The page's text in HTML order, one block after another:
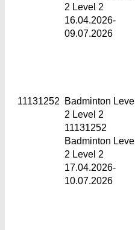
2 Level 2
16.04.2026-
09.07.2026
11131252
Badminton Level
2 Level 2
11131252
Badminton Level
2 Level 2
17.04.2026-
10.07.2026